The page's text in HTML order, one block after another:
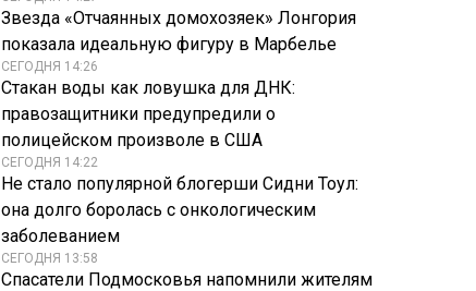
Звезда «Отчаянных домохозяек» Лонгория
показала идеальную фигуру в Марбелье
СЕГОДНЯ 14:26
Стакан воды как ловушка для ДНК:
правозащитники предупредили о
полицейском произволе в США
СЕГОДНЯ 14:22
Не стало популярной блогерши Сидни Тоул:
она долго боролась с онкологическим
заболеванием
СЕГОДНЯ 13:58
Спасатели Подмосковья напомнили жителям